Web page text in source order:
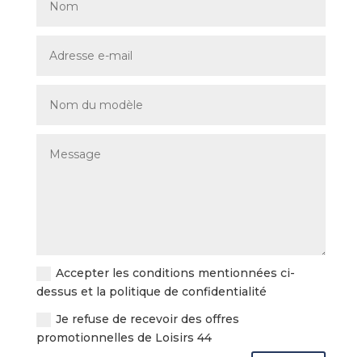
Accepter les conditions mentionnées ci-
dessus et la politique de confidentialité
Je refuse de recevoir des offres
promotionnelles de Loisirs 44